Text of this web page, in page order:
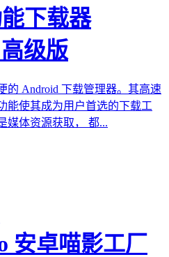
下载器
高级版
的 Android 下载管理器。其高速
能使其成为用户首选的下载工
媒体资源获取， 都...
安卓喵影工厂